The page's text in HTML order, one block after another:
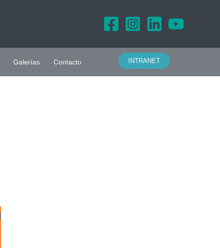
Galerías Contacto INTRANET